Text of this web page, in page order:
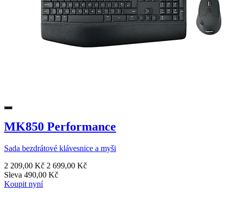
MK850 Performance
Sada bezdrátové klávesnice a myši
2 209,00 Kč 2 699,00 Kč
Sleva 490,00 Kč
Koupit nyní